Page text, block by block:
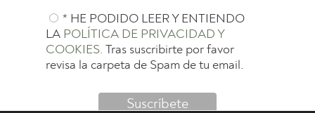
* HE PODIDO LEER Y ENTIENDO
LA POLÍTICA DE PRIVACIDAD Y
COOKIES. Tras suscribirte por favor
revisa la carpeta de Spam de tu email.